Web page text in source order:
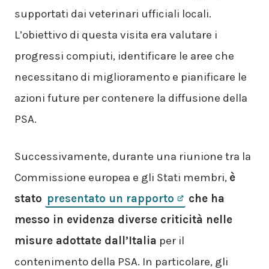
supportati dai veterinari ufficiali locali.
L’obiettivo di questa visita era valutare i
progressi compiuti, identificare le aree che
necessitano di miglioramento e pianificare le
azioni future per contenere la diffusione della
PSA.
Successivamente, durante una riunione tra la
Commissione europea e gli Stati membri, è
stato presentato un rapporto
che ha
messo in evidenza diverse criticità nelle
misure adottate dall’Italia per il
contenimento della PSA. In particolare, gli